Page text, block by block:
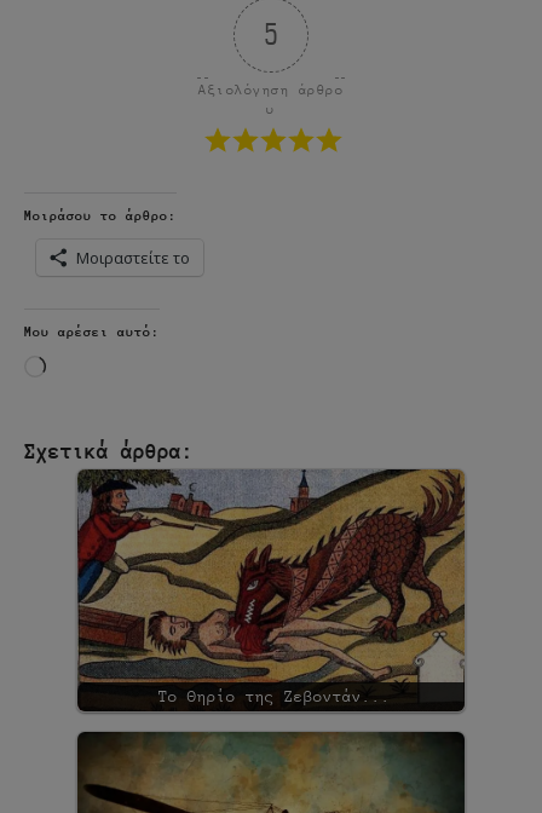
5
Αξιολόγηση άρθρο
υ
Μοιράσου το άρθρο:
Μοιραστείτε το
Μου αρέσει αυτό:
Loading…
Σχετικά άρθρα:
Το Θηρίο της Ζεβοντάν...